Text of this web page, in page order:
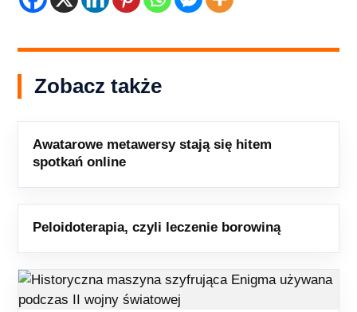
Zobacz także
Awatarowe metawersy stają się hitem
spotkań online
Peloidoterapia, czyli leczenie borowiną